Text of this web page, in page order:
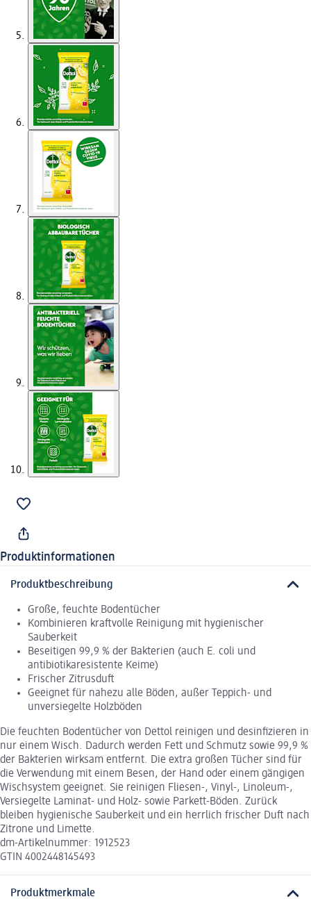
Produktinformationen
Produktbeschreibung
Große, feuchte Bodentücher
Kombinieren kraftvolle Reinigung mit hygienischer
Sauberkeit
Beseitigen 99,9 % der Bakterien (auch E. coli und
antibiotikaresistente Keime)
Frischer Zitrusduft
Geeignet für nahezu alle Böden, außer Teppich- und
unversiegelte Holzböden
Die feuchten Bodentücher von Dettol reinigen und desinfizieren in
nur einem Wisch. Dadurch werden Fett und Schmutz sowie 99,9 %
der Bakterien wirksam entfernt. Die extra großen Tücher sind für
die Verwendung mit einem Besen, der Hand oder einem gängigen
Wischsystem geeignet. Sie reinigen Fliesen-, Vinyl-, Linoleum-,
Versiegelte Laminat- und Holz- sowie Parkett-Böden. Zurück
bleiben hygienische Sauberkeit und ein herrlich frischer Duft nach
Zitrone und Limette.
dm-Artikelnummer: 1912523
GTIN 4002448145493
Produktmerkmale